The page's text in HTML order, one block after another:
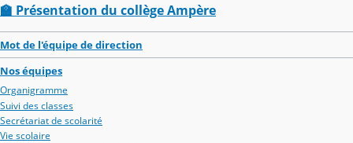
🏫 Présentation du collège Ampère
Mot de l'équipe de direction
Nos équipes
Organigramme
Suivi des classes
Secrétariat de scolarité
Vie scolaire